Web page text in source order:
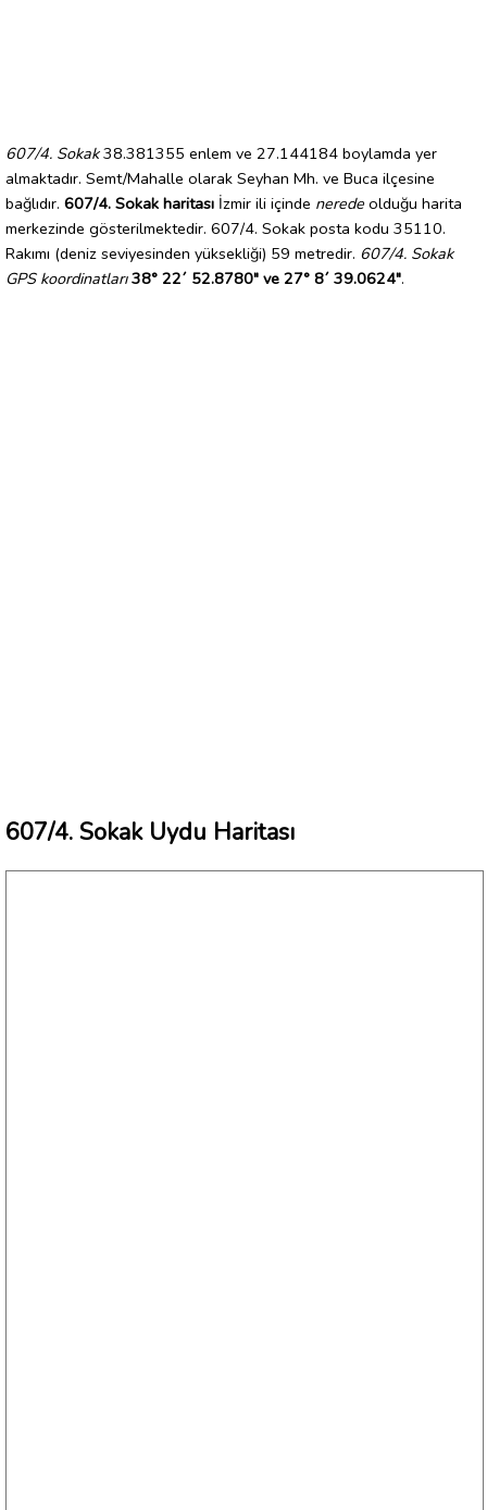
607/4. Sokak38.381355 enlem ve 27.144184 boylamda yer
almaktadır. Semt/Mahalle olarak Seyhan Mh. ve Buca ilçesine
bağlıdır. 607/4. Sokak haritası İzmir ili içinde nerede olduğu harita
merkezinde gösterilmektedir. 607/4. Sokak posta kodu 35110.
Rakımı (deniz seviyesinden yüksekliği) 59 metredir. 607/4. Sokak
GPS koordinatları 38° 22´ 52.8780" ve 27° 8´ 39.0624".
607/4. Sokak Uydu Haritası